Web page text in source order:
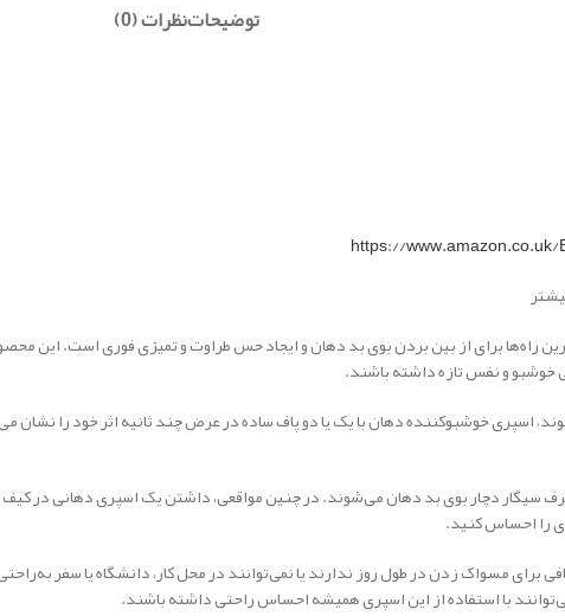
توضیحاتنظرات (0)
https://
راه‌ها برای از بین بردن بوی بد دهان و ایجاد حس طراوت و تمیزی فوری است.
خوشبو و نفس تازه داشته باشند.
شوند، اسپری خوشبوکننده دهان با یک یا دو پاف ساده در عرض چند ثانیه اثر خود را
سیگار دچار بوی بد دهان می‌شوند. در چنین مواقعی، داشتن یک اسپری دهانی
را احساس کنید.
برای مسواک زدن در طول روز ندارند یا نمی‌توانند در محل کار، دانشگاه یا سفر
با استفاده از این اسپری همیشه احساس راحتی داشته باشند.